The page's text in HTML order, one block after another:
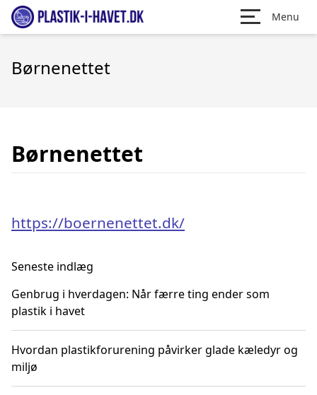
Menu
Børnenettet
Børnenettet
https://boernenettet.dk/
Seneste indlæg
Genbrug i hverdagen: Når færre ting ender som
plastik i havet
Hvordan plastikforurening påvirker glade kæledyr og
miljø